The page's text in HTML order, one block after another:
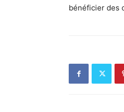
bénéficier des